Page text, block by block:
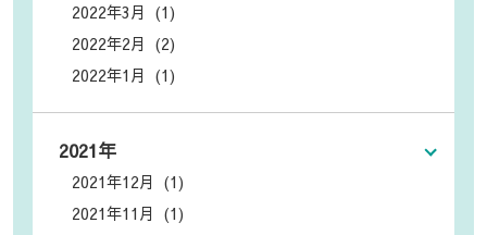
2022年3月 (1)
2022年2月 (2)
2022年1月 (1)
2021年
2021年12月 (1)
2021年11月 (1)